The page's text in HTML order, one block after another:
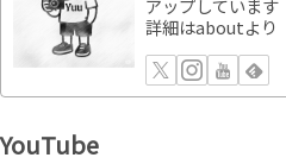
詳細はaboutより
YouTube